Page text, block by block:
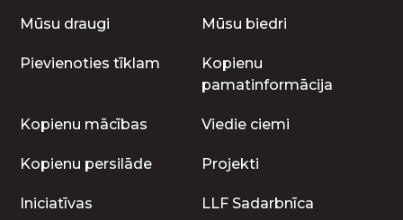
Mūsu draugi Mūsu biedri
Pievienoties tīklam
Kopienu
pamatinformācija
Kopienu mācības Viedie ciemi
Kopienu persilāde Projekti
Iniciatīvas LLF Sadarbnīca